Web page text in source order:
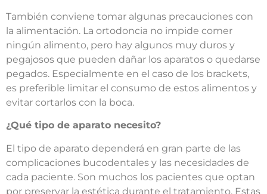
También conviene tomar algunas precauciones con
la alimentación. La ortodoncia no impide comer
ningún alimento, pero hay algunos muy duros y
pegajosos que pueden dañar los aparatos o quedarse
pegados. Especialmente en el caso de los brackets,
es preferible limitar el consumo de estos alimentos y
evitar cortarlos con la boca.
¿Qué tipo de aparato necesito?
El tipo de aparato dependerá en gran parte de las
complicaciones bucodentales y las necesidades de
cada paciente. Son muchos los pacientes que optan
por preservar la estética durante el tratamiento. Estas